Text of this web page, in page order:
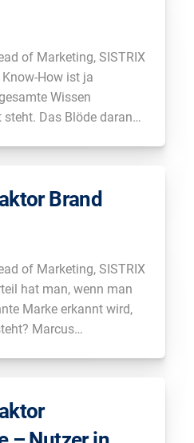
of Marketing, SISTRIX
How ist ja
Wissen
Das Blöde daran
Meinungen. […]
Brand
of Marketing, SISTRIX
hat man, wenn man
Marke erkannt wird,
Marcus
[…]